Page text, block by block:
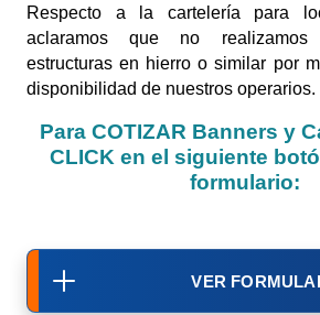
Respecto a la cartelería para
aclaramos que no realizamos
estructuras en hierro o similar por
disponibilidad de nuestros operarios.
Para COTIZAR Banners y
CLICK en el siguiente
formulario:
VER